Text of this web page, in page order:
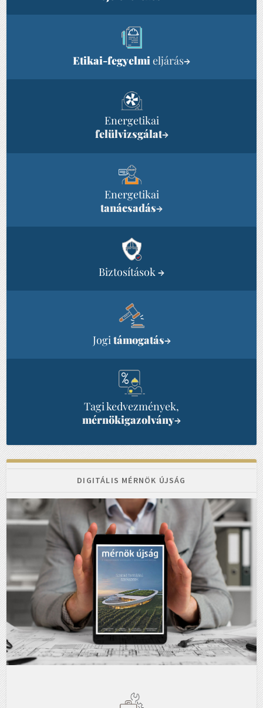
Etikai-fegyelmi eljárás→
Energetikai
felülvizsgálat→
Energetikai
tanácsadás→
Biztosítások→
Jogi támogatás→
Tagi kedvezmények,
mérnökigazolvány→
DIGITÁLIS MÉRNÖK ÚJSÁG